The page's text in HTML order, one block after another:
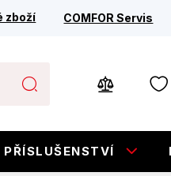
zboží COMFOR Servis
PŘÍSLUŠENSTVÍ